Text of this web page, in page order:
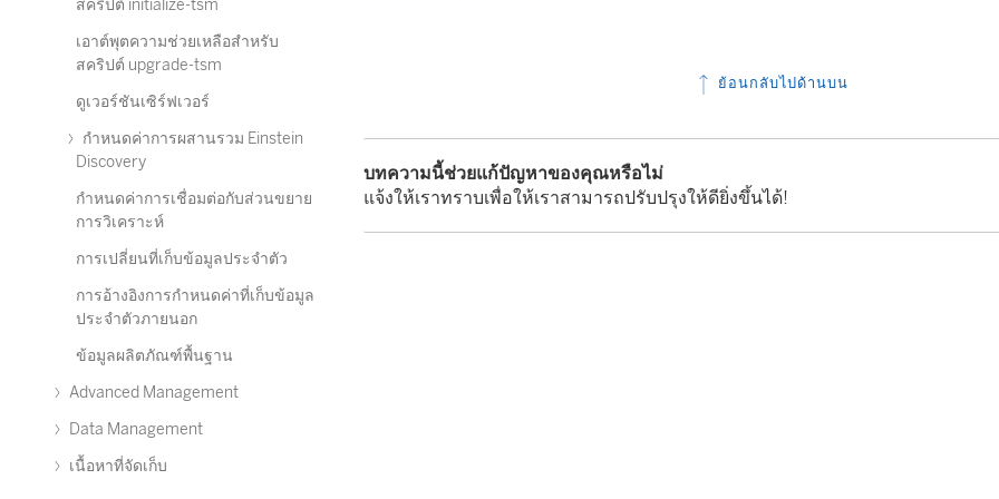
สคริปต์ initialize-tsm
เอาต์พุตความช่วยเหลือสำหรับ
สคริปต์ upgrade-tsm
ดูเวอร์ชันเซิร์ฟเวอร์
กำหนดค่าการผสานรวม Einstein
Discovery
กำหนดค่าการเชื่อมต่อกับส่วนขยาย
การวิเคราะห์
การเปลี่ยนที่เก็บข้อมูลประจำตัว
การอ้างอิงการกำหนดค่าที่เก็บข้อมูล
ประจำตัวภายนอก
ข้อมูลผลิตภัณฑ์พื้นฐาน
Advanced Management
Data Management
เนื้อหาที่จัดเก็บ
ย้อนกลับไปด้านบน
บทความนี้ช่วยแก้ปัญหาของคุณหรือไม่
แจ้งให้เราทราบเพื่อให้เราสามารถปรับปรุงให้ดียิ่งขึ้นได้!